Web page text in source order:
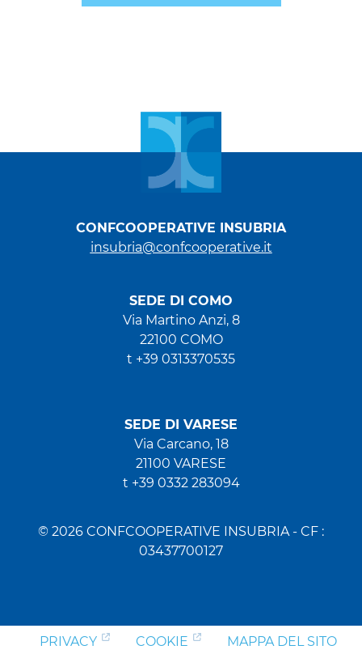
CONFCOOPERATIVE INSUBRIA
insubria@confcooperative.it
SEDE DI COMO
Via Martino Anzi, 8
22100 COMO
t +39 0313370535
SEDE DI VARESE
Via Carcano, 18
21100 VARESE
t +39 0332 283094
© 2026 CONFCOOPERATIVE INSUBRIA - CF :
03437700127
PRIVACY COOKIE MAPPA DEL SITO